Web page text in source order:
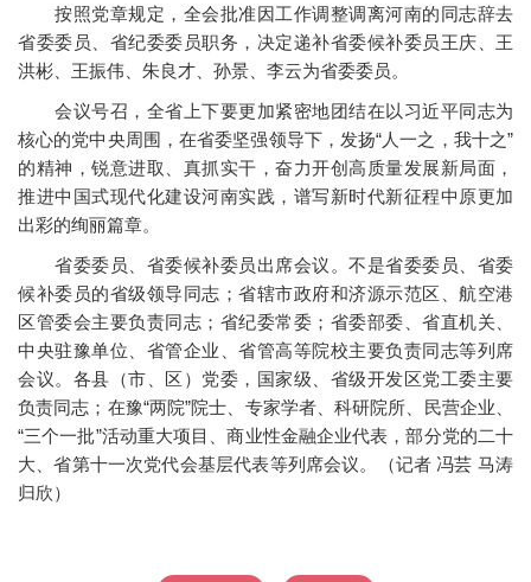
按照党章规定，全会批准因工作调整调离河南的同志辞去
省委委员、省纪委委员职务，决定递补省委候补委员王庆、王
洪彬、王振伟、朱良才、孙景、李云为省委委员。
会议号召，全省上下要更加紧密地团结在以习近平同志为
核心的党中央周围，在省委坚强领导下，发扬“人一之，我十之”
的精神，锐意进取、真抓实干，奋力开创高质量发展新局面，
推进中国式现代化建设河南实践，谱写新时代新征程中原更加
出彩的绚丽篇章。
省委委员、省委候补委员出席会议。不是省委委员、省委
候补委员的省级领导同志；省辖市政府和济源示范区、航空港
区管委会主要负责同志；省纪委常委；省委部委、省直机关、
中央驻豫单位、省管企业、省管高等院校主要负责同志等列席
会议。各县（市、区）党委，国家级、省级开发区党工委主要
负责同志；在豫“两院”院士、专家学者、科研院所、民营企业、
“三个一批”活动重大项目、商业性金融企业代表，部分党的二十
大、省第十一次党代会基层代表等列席会议。（记者 冯芸 马涛
归欣）